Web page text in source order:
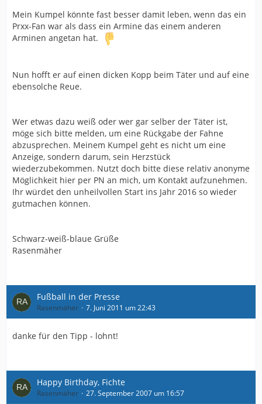
Mein Kumpel könnte fast besser damit leben, wenn das ein
Prxx-Fan war als dass ein Armine das einem anderen
Arminen angetan hat.
Nun hofft er auf einen dicken Kopp beim Täter und auf eine
ebensolche Reue.
Wer etwas dazu weiß oder wer gar selber der Täter ist,
möge sich bitte melden, um eine Rückgabe der Fahne
abzusprechen. Meinem Kumpel geht es nicht um eine
Anzeige, sondern darum, sein Herzstück
wiederzubekommen. Nutzt doch bitte diese relativ anonyme
Möglichkeit hier per PN an mich, um Kontakt aufzunehmen.
Ihr würdet den unheilvollen Start ins Jahr 2016 so wieder
gutmachen können.
Schwarz-weiß-blaue Grüße
Rasenmäher
Fußball in der Presse
Rasenmäher 7. Juni 2011 um 22:43
danke für den Tipp - lohnt!
Happy Birthday, Fichte
Rasenmäher 27. September 2007 um 16:57